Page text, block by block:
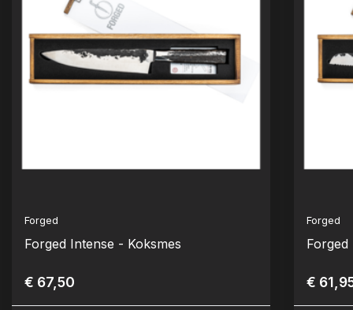
Forged
Forged Intense - Koksmes
€ 67,50
Forged
€